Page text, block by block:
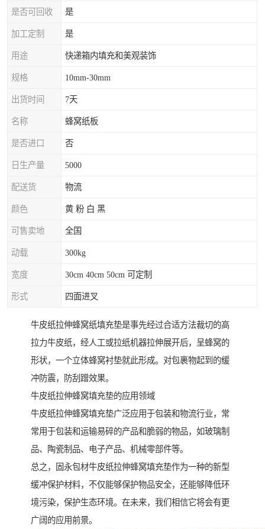
是否可回收 是
加工定制 是
用途 快递箱内填充和美观装饰
规格 10mm-30mm
出货时间 7天
名称 蜂窝纸板
是否进口 否
日生产量 5000
配送货 物流
颜色 黄 粉 白 黑
可售卖地 全国
动载 300kg
宽度 30cm 40cm 50cm 可定制
形式 四面进叉
牛皮纸拉伸蜂窝纸填充垫是事先经过合适方法裁切的高
拉力牛皮纸，经人工或拉纸机器拉伸展开后，呈蜂窝的
形状，一个立体蜂窝衬垫就此形成。对包裹物起到的缓
冲防震，防刮蹭效果。
牛皮纸拉伸蜂窝填充垫的应用领域
牛皮纸拉伸蜂窝填充垫广泛应用于包装和物流行业，常
常用于包装和运输易碎的产品和脆弱的物品，如玻璃制
品、陶瓷制品、电子产品、机械零部件等。
总之，固永包材牛皮纸拉伸蜂窝填充垫作为一种的新型
缓冲保护材料，不仅能够保护物品安全，还能够降低环
境污染，保护生态环境。在未来，我们相信它将会有更
广阔的应用前景。